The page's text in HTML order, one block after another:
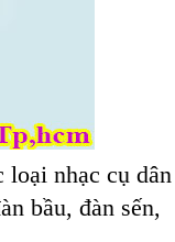
loại nhạc cụ dân
bầu, đàn sến,